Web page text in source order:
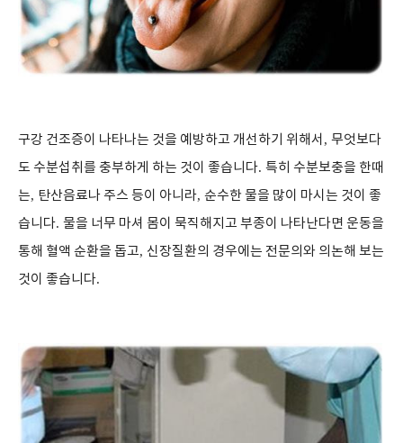
구강 건조증이 나타나는 것을 예방하고 개선하기 위해서 , 무엇보다
도 수분섭취를 충부하게 하는 것이 좋습니다. 특히 수분보충을 한때
는, 탄산음료나 주스 등이 아니라, 순수한 물을 많이 마시는 것이 좋
습니다. 물을 너무 마셔 몸이 묵직해지고 부종이 나타난다면 운동을
통해 혈액 순환을 돕고, 신장질환의 경우에는 전문의와 의논해 보는
것이 좋습니다.